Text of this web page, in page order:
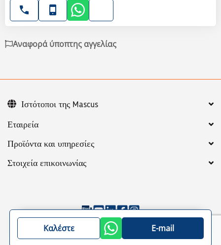
Αναφορά ύποπτης αγγελίας
Εταιρεία
Προϊόντα και υπηρεσίες
Στοιχεία επικοινωνίας
2026 Mascus Γενικοί Όροι
Privacy policy
Χάρτης site
Ιστότοποι της Mascus
Καλέστε E-mail